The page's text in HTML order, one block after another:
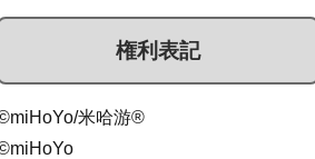
権利表記
米哈游®